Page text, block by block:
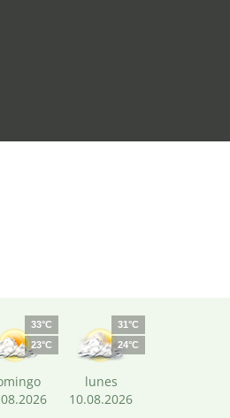
33°C
23°C
31°C
24°C
lunes
10.08.2026